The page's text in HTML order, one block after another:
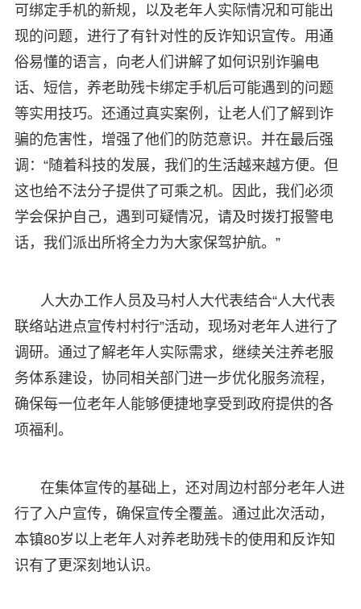
可绑定手机的新规，以及老年人实际情况和可能出
现的问题，进行了有针对性的反诈知识宣传。用通
俗易懂的语言，向老人们讲解了如何识别诈骗电
话、短信，养老助残卡绑定手机后可能遇到的问题
等实用技巧。还通过真实案例，让老人们了解到诈
骗的危害性，增强了他们的防范意识。并在最后强
调：“随着科技的发展，我们的生活越来越方便。但
这也给不法分子提供了可乘之机。因此，我们必须
学会保护自己，遇到可疑情况，请及时拨打报警电
话，我们派出所将全力为大家保驾护航。”
人大办工作人员及马村人大代表结合“人大代表
联络站进点宣传村村行”活动，现场对老年人进行了
调研。通过了解老年人实际需求，继续关注养老服
务体系建设，协同相关部门进一步优化服务流程，
确保每一位老年人能够便捷地享受到政府提供的各
项福利。
在集体宣传的基础上，还对周边村部分老年人进
行了入户宣传，确保宣传全覆盖。通过此次活动，
本镇80岁以上老年人对养老助残卡的使用和反诈知
识有了更深刻地认识。